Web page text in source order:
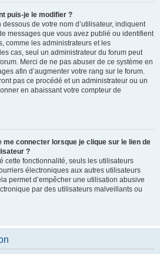
puis-je le modifier ?
de votre nom d’utilisateur, indiquent
messages que vous avez publié ou identifient
comme les administrateurs et les
cas, seul un administrateur du forum peut
Merci de ne pas abuser de ce système en
afin d’augmenter votre rang sur le forum.
pas ce procédé et un administrateur ou un
en abaissant votre compteur de
me connecter lorsque je clique sur le lien de
?
cette fonctionnalité, seuls les utilisateurs
électroniques aux autres utilisateurs
permet d’empêcher une utilisation abusive
par des utilisateurs malveillants ou